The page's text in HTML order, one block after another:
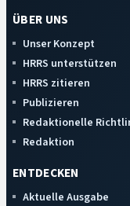
ÜBER UNS
Unser Konzept
HRRS unterstützen
HRRS zitieren
Publizieren
Redaktionelle
Redaktion
ENTDECKEN
Aktuelle Ausgabe